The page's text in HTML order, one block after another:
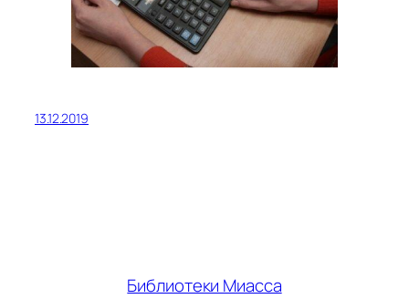
13.12.2019
Библиотеки Миасса